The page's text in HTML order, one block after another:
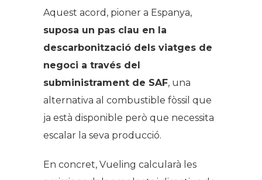
Aquest acord, pioner a Espanya,
suposa un pas clau en la
descarbonització dels viatges de
negoci a través del
subministrament de SAF, una
alternativa al combustible fòssil que
ja està disponible però que necessita
escalar la seva producció.
En concret, Vueling calcularà les